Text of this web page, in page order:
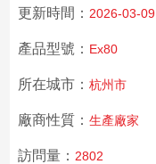
更新時間： 2026-03-09
產品型號： Ex80
所在城市： 杭州市
廠商性質： 生產廠家
訪問量： 2802